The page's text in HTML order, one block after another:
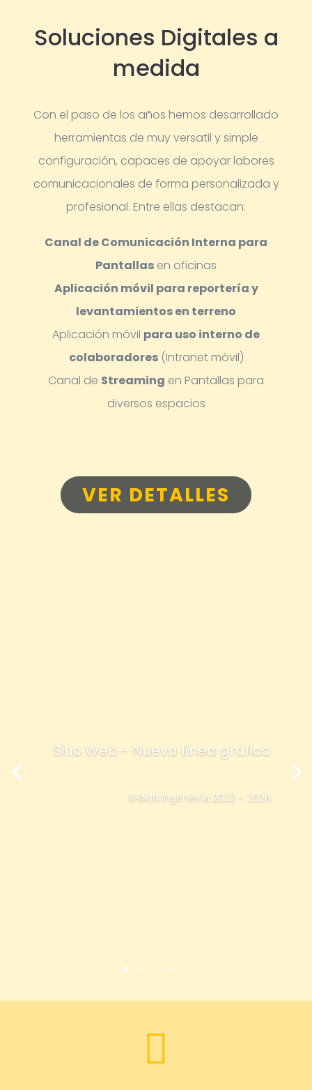
Soluciones Digitales a
medida
Con el paso de los años hemos desarrollado
herramientas de muy versatil y simple
configuración, capaces de apoyar labores
comunicacionales de forma personalizada y
profesional. Entre ellas destacan:
Canal de Comunicación Interna para
Pantallas en oficinas
Aplicación móvil para reportería y
levantamientos en terreno
Aplicación móvil para uso interno de
colaboradores(Intranet móvil)
Canal de Streaming en Pantallas para
diversos espacios
VER DETALLES
Sitio Web - Nueva línea gráfica
SHIMIN Ingeniería 2022 – 2026
